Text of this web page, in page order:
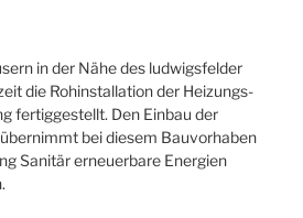
in der Nähe des ludwigsfelder
die Rohinstallation der Heizungs-
fertiggestellt. Den Einbau der
bei diesem Bauvorhaben
Sanitär erneuerbare Energien